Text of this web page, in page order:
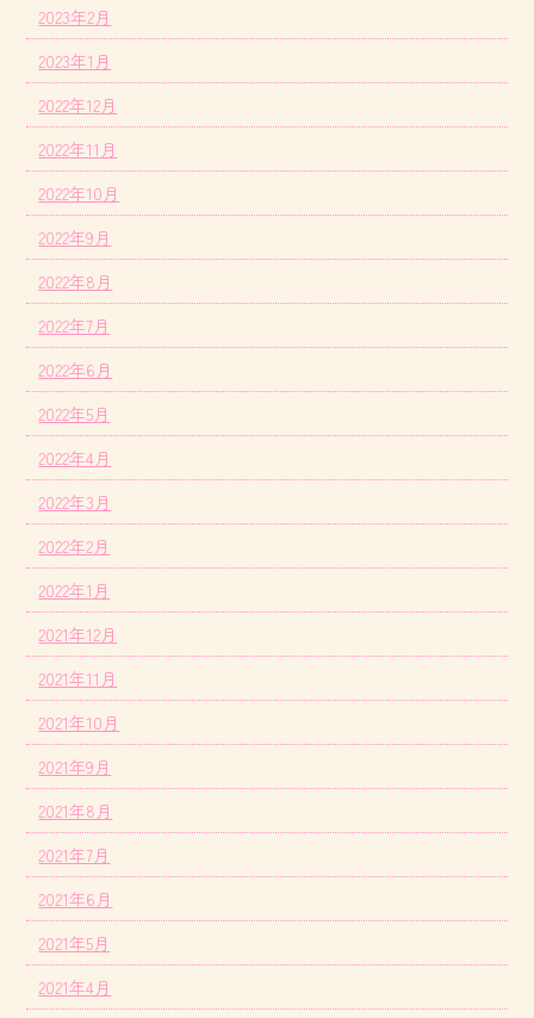
2023年2月
2023年1月
2022年12月
2022年11月
2022年10月
2022年9月
2022年8月
2022年7月
2022年6月
2022年5月
2022年4月
2022年3月
2022年2月
2022年1月
2021年12月
2021年11月
2021年10月
2021年9月
2021年8月
2021年7月
2021年6月
2021年5月
2021年4月